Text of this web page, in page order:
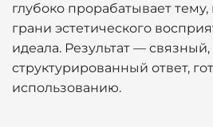
глубоко прорабатывает
грани эстетического
идеала. Результат — связный,
структурированный ответ,
использованию.